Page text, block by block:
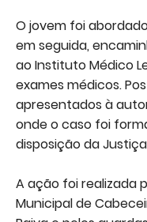
O jovem foi
em seguida,
ao Instituto Médico
exames médicos.
apresentados à
onde o caso foi
disposição da
A ação foi realizada
Municipal de